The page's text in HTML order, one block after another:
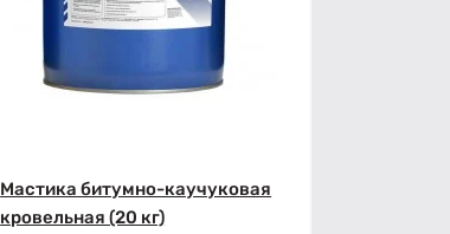
Мастика битумно-каучуковая
кровельная (20 кг)